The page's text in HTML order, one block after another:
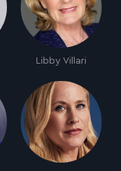
Libby Villari